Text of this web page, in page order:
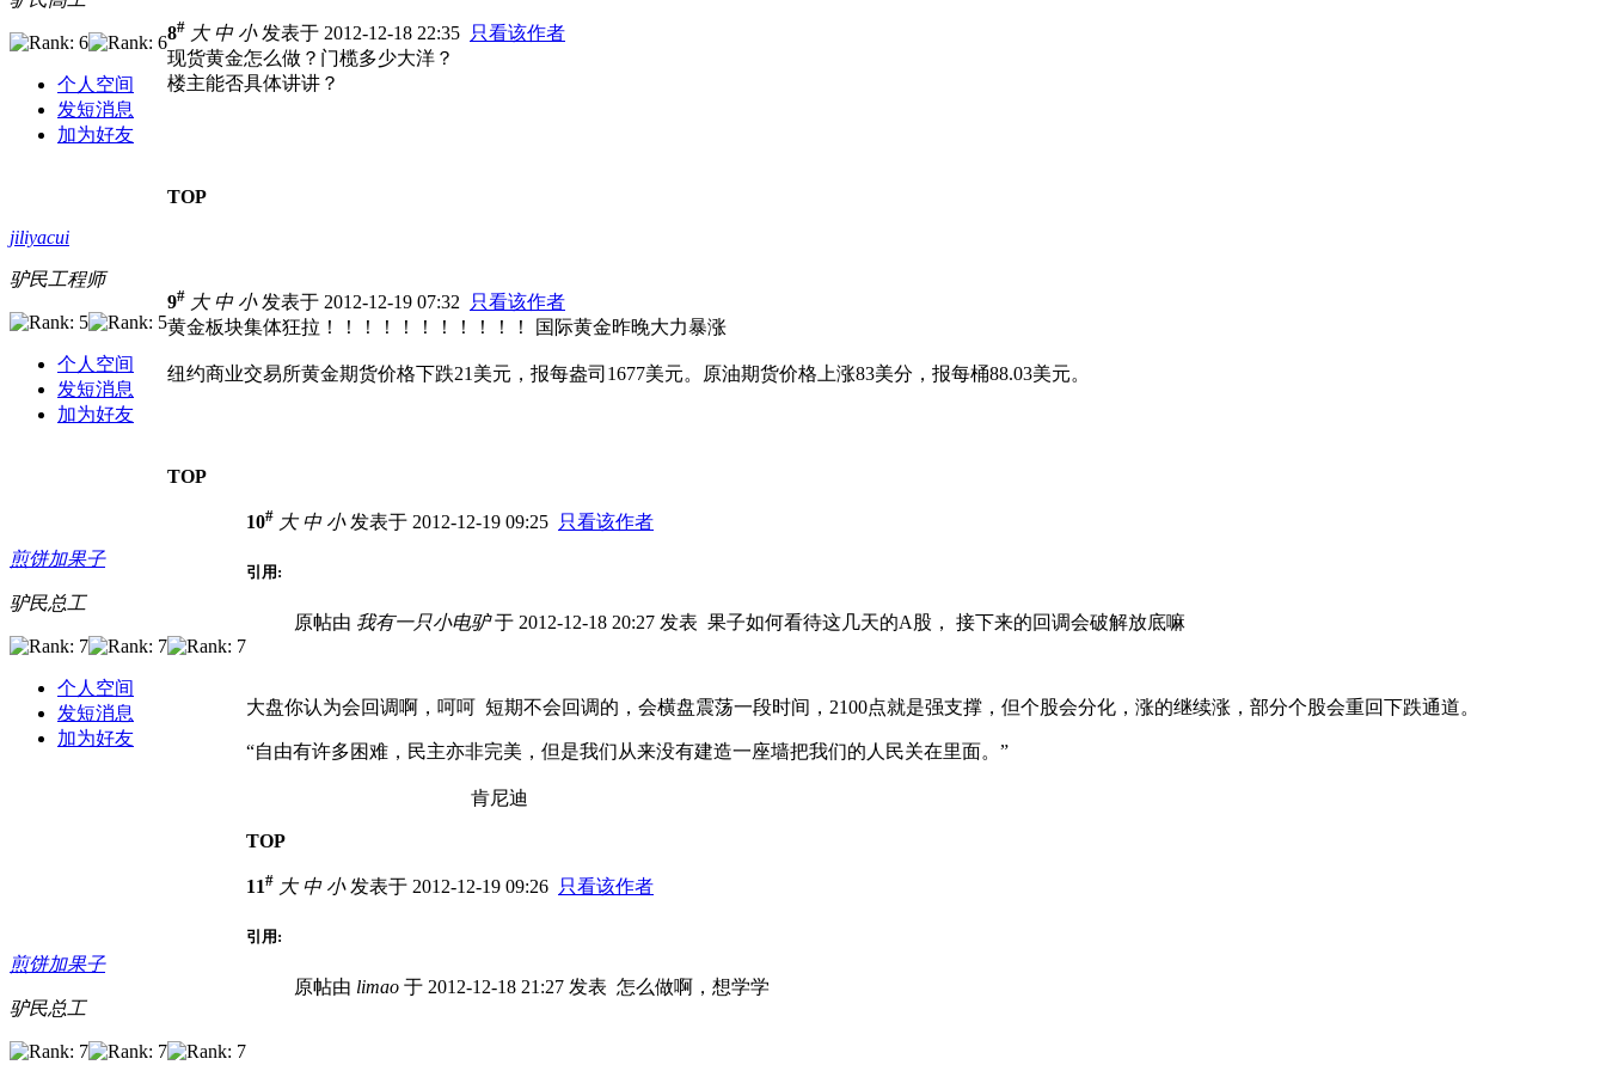
个人空间
发短消息
加为好友
8# 大 中 小发表于 2012-12-18 22:35 只看该作者
现货黄金怎么做？门榄多少大洋？
楼主能否具体讲讲？
TOP
jiliyacui
驴民工程师
个人空间
发短消息
加为好友
9# 大 中 小发表于 2012-12-19 07:32
只看该作者
黄金板块集体狂拉！！！！！！！！！！！ 国际黄金昨晚大力暴涨
纽约商业交易所黄金期货价格下跌21美元，报每盎司1677美元。原油期货价格上涨83美分，报每桶88.03美元。
TOP
煎饼加果子
驴民总工
个人空间
发短消息
加为好友
10# 大 中 小发表于 2012-12-19 09:25 只看该作者
引用:
原帖由 我有一只小电驴于 2012-12-18 20:27 发表 果子如何看待这几天的A股， 接下来的回调会破解放底嘛
大盘你认为会回调啊，呵呵 短期不会回调的，会横盘震荡一段时间，2100点就是强支撑，但个股会分化，涨的继续涨，部分个股会重回下跌通道。
“自由有许多困难，民主亦非完美，但是我们从来没有建造一座墙把我们的人民关在里面。”
肯尼迪
TOP
煎饼加果子
驴民总工
11# 大 中 小发表于 2012-12-19 09:26 只看该作者
引用:
原帖由 limao 于 2012-12-18 21:27 发表 怎么做啊，想学学